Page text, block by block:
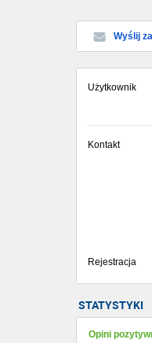
Wyślij
Użytkownik
Kontakt
Rejestracja
STATYSTYKI
Opini